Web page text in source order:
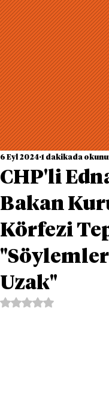
CHP'li
Bakan
Körfezi
Uzak"
6 Eyl 2024 1 dakikada
5 üzerinden NaN yıldız